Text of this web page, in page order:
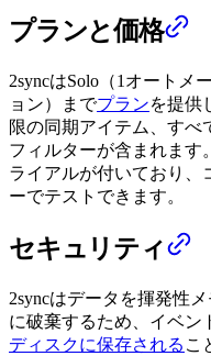
プランと価格
2syncはSolo（1オートメ
ョン）までプランを提供
限の同期アイテム、すべ
フィルターが含まれます
ライアルが付いており、
ーでテストできます。
セキュリティ
2syncはデータを揮発性
に破棄するため、イベン
ディスクに保存される こ